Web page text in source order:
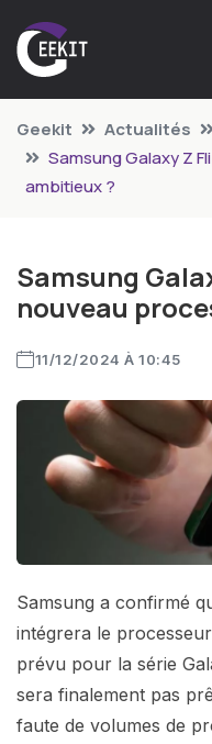
Geekit Actualités
Samsung Galaxy Z
ambitieux ?
Samsung
nouveau
11/12/2024 À 10:45
Samsung a confirmé
intégrera le
prévu pour la série
sera finalement pas
faute de volumes de